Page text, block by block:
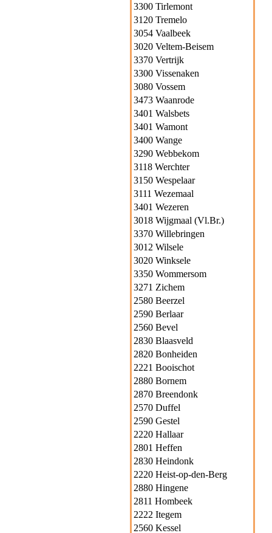
3300 Tirlemont
3120 Tremelo
3054 Vaalbeek
3020 Veltem-Beisem
3370 Vertrijk
3300 Vissenaken
3080 Vossem
3473 Waanrode
3401 Walsbets
3401 Wamont
3400 Wange
3290 Webbekom
3118 Werchter
3150 Wespelaar
3111 Wezemaal
3401 Wezeren
3018 Wijgmaal (Vl.Br.)
3370 Willebringen
3012 Wilsele
3020 Winksele
3350 Wommersom
3271 Zichem
2580 Beerzel
2590 Berlaar
2560 Bevel
2830 Blaasveld
2820 Bonheiden
2221 Booischot
2880 Bornem
2870 Breendonk
2570 Duffel
2590 Gestel
2220 Hallaar
2801 Heffen
2830 Heindonk
2220 Heist-op-den-Berg
2880 Hingene
2811 Hombeek
2222 Itegem
2560 Kessel